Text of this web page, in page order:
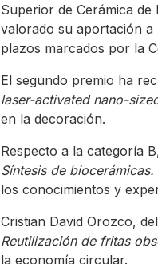
Superior de Cerámica de
valorado su aportación a
plazos marcados por la
El segundo premio ha
laser-activated nano-
en la decoración.
Respecto a la categoría
Síntesis de
los conocimientos y
Cristian David Orozco,
Reutilización de fritas
la economía circular.